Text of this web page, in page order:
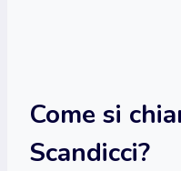
Come si
Scandicci?